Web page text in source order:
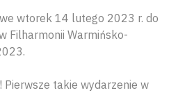
wtorek 14 lutego 2023 r. do
Filharmonii Warmińsko-
Pierwsze takie wydarzenie w